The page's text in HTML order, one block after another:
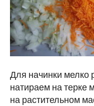
Для начинки мелко
натираем на
на растительном